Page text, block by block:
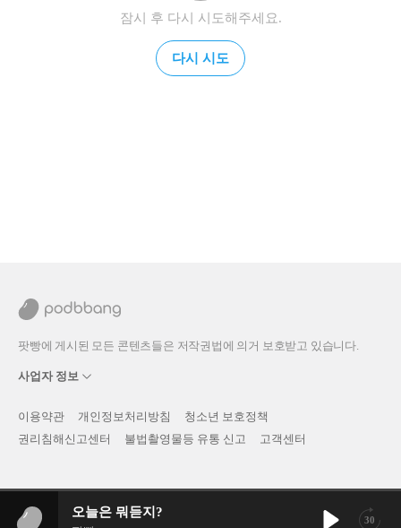
잠시 후 다시 시도해주세요.
다시 시도
팟빵에 게시된 모든 콘텐츠들은 저작권법에 의거 보호받고 있습니다.
사업자 정보
이용약관 개인정보처리방침
청소년 보호정책
권리침해신고센터
불법촬영물등 유통 신고 고객센터
오늘은 뭐듣지?
30